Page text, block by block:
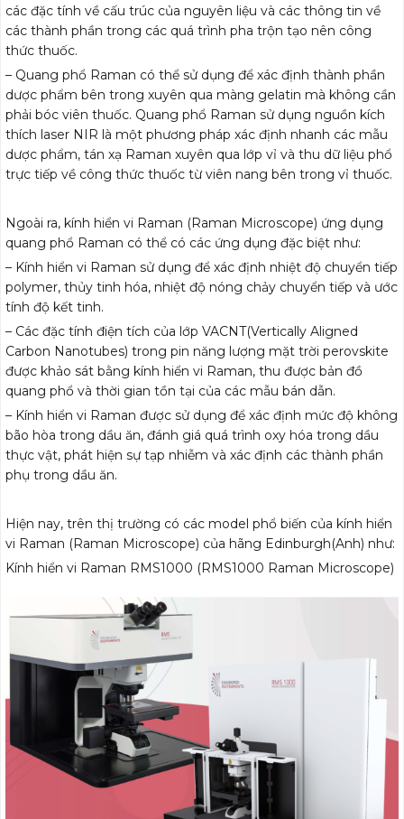
các đặc tính về cấu trúc của nguyên liệu và các thông tin về
các thành phần trong các quá trình pha trộn tạo nên công
thức thuốc.
– Quang phổ Raman có thể sử dụng để xác định thành phần
dược phẩm bên trong xuyên qua màng gelatin mà không cần
phải bóc viên thuốc. Quang phổ Raman sử dụng nguồn kích
thích laser NIR là một phương pháp xác định nhanh các mẫu
dược phẩm, tán xạ Raman xuyên qua lớp vỉ và thu dữ liệu phổ
trực tiếp về công thức thuốc từ viên nang bên trong vỉ thuốc.
Ngoài ra, kính hiển vi Raman (Raman Microscope) ứng dụng
quang phổ Raman có thể có các ứng dụng đặc biệt như:
– Kính hiển vi Raman sử dụng để xác định nhiệt độ chuyển tiếp
polymer, thủy tinh hóa, nhiệt độ nóng chảy chuyển tiếp và ước
tính độ kết tinh.
– Các đặc tính điện tích của lớp VACNT(Vertically Aligned
Carbon Nanotubes) trong pin năng lượng mặt trời perovskite
được khảo sát bằng kính hiển vi Raman, thu được bản đồ
quang phổ và thời gian tồn tại của các mẫu bán dẫn.
– Kính hiển vi Raman được sử dụng để xác định mức độ không
bão hòa trong dầu ăn, đánh giá quá trình oxy hóa trong dầu
thực vật, phát hiện sự tạp nhiễm và xác định các thành phần
phụ trong dầu ăn.
Hiện nay, trên thị trường có các model phổ biến của kính hiển
vi Raman (Raman Microscope) của hãng Edinburgh(Anh) như:
Kính hiển vi Raman RMS1000 (RMS1000 Raman Microscope)